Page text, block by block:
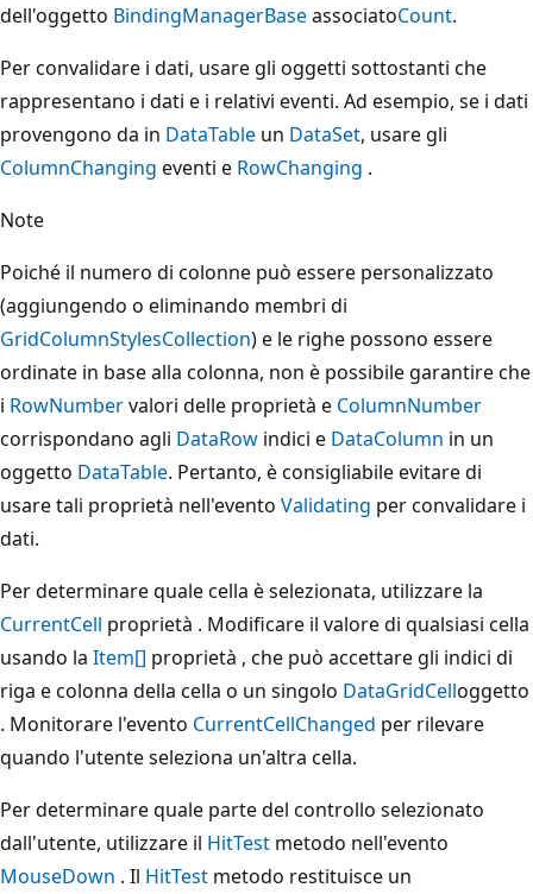
dell'oggetto BindingManagerBaseassociatoCount.
Per convalidare i dati, usare gli oggetti sottostanti che
rappresentano i dati e i relativi eventi. Ad esempio, se i dati
provengono da in DataTable un DataSet, usare gli
ColumnChanging eventi e RowChanging .
Note
Poiché il numero di colonne può essere personalizzato
(aggiungendo o eliminando membri di
GridColumnStylesCollection) e le righe possono essere
ordinate in base alla colonna, non è possibile garantire che
i RowNumbervalori delle proprietà e ColumnNumber
corrispondano agli DataRow indici e DataColumn in un
oggetto DataTable. Pertanto, è consigliabile evitare di
usare tali proprietà nell'evento Validating per convalidare i
dati.
Per determinare quale cella è selezionata, utilizzare la
CurrentCell proprietà . Modificare il valore di qualsiasi cella
usando la Item[] proprietà , che può accettare gli indici di
riga e colonna della cella o un singolo DataGridCelloggetto
. Monitorare l'evento CurrentCellChanged per rilevare
quando l'utente seleziona un'altra cella.
Per determinare quale parte del controllo selezionato
dall'utente, utilizzare il HitTest metodo nell'evento
MouseDown . Il HitTest metodo restituisce un